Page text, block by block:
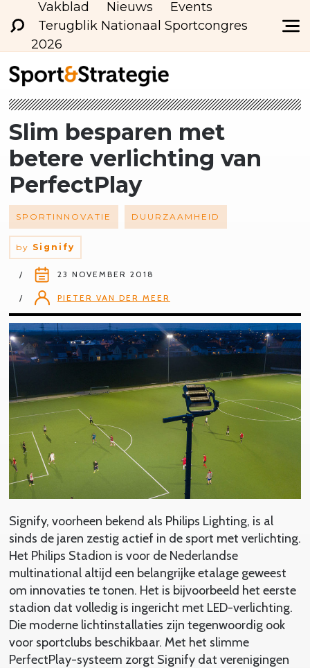
Vakblad Nieuws
Events
Terugblik Nationaal Sportcongres
2026
Slim besparen met
betere verlichting van
PerfectPlay
SPORTINNOVATIE DUURZAAMHEID
by Signify
23 NOVEMBER 2018
PIETER VAN DER MEER
Signify, voorheen bekend als Philips Lighting, is al
sinds de jaren zestig actief in de sport met verlichting.
Het Philips Stadion is voor de Nederlandse
multinational altijd een belangrijke etalage geweest
om innovaties te tonen. Het is bijvoorbeeld het eerste
stadion dat volledig is ingericht met LED-verlichting.
Die moderne lichtinstallaties zijn tegenwoordig ook
voor sportclubs beschikbaar. Met het slimme
PerfectPlay-systeem zorgt Signify dat verenigingen